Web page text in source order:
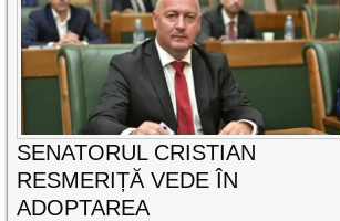
SENATORUL CRISTIAN
RESMERIȚĂ VEDE ÎN
ADOPTAREA